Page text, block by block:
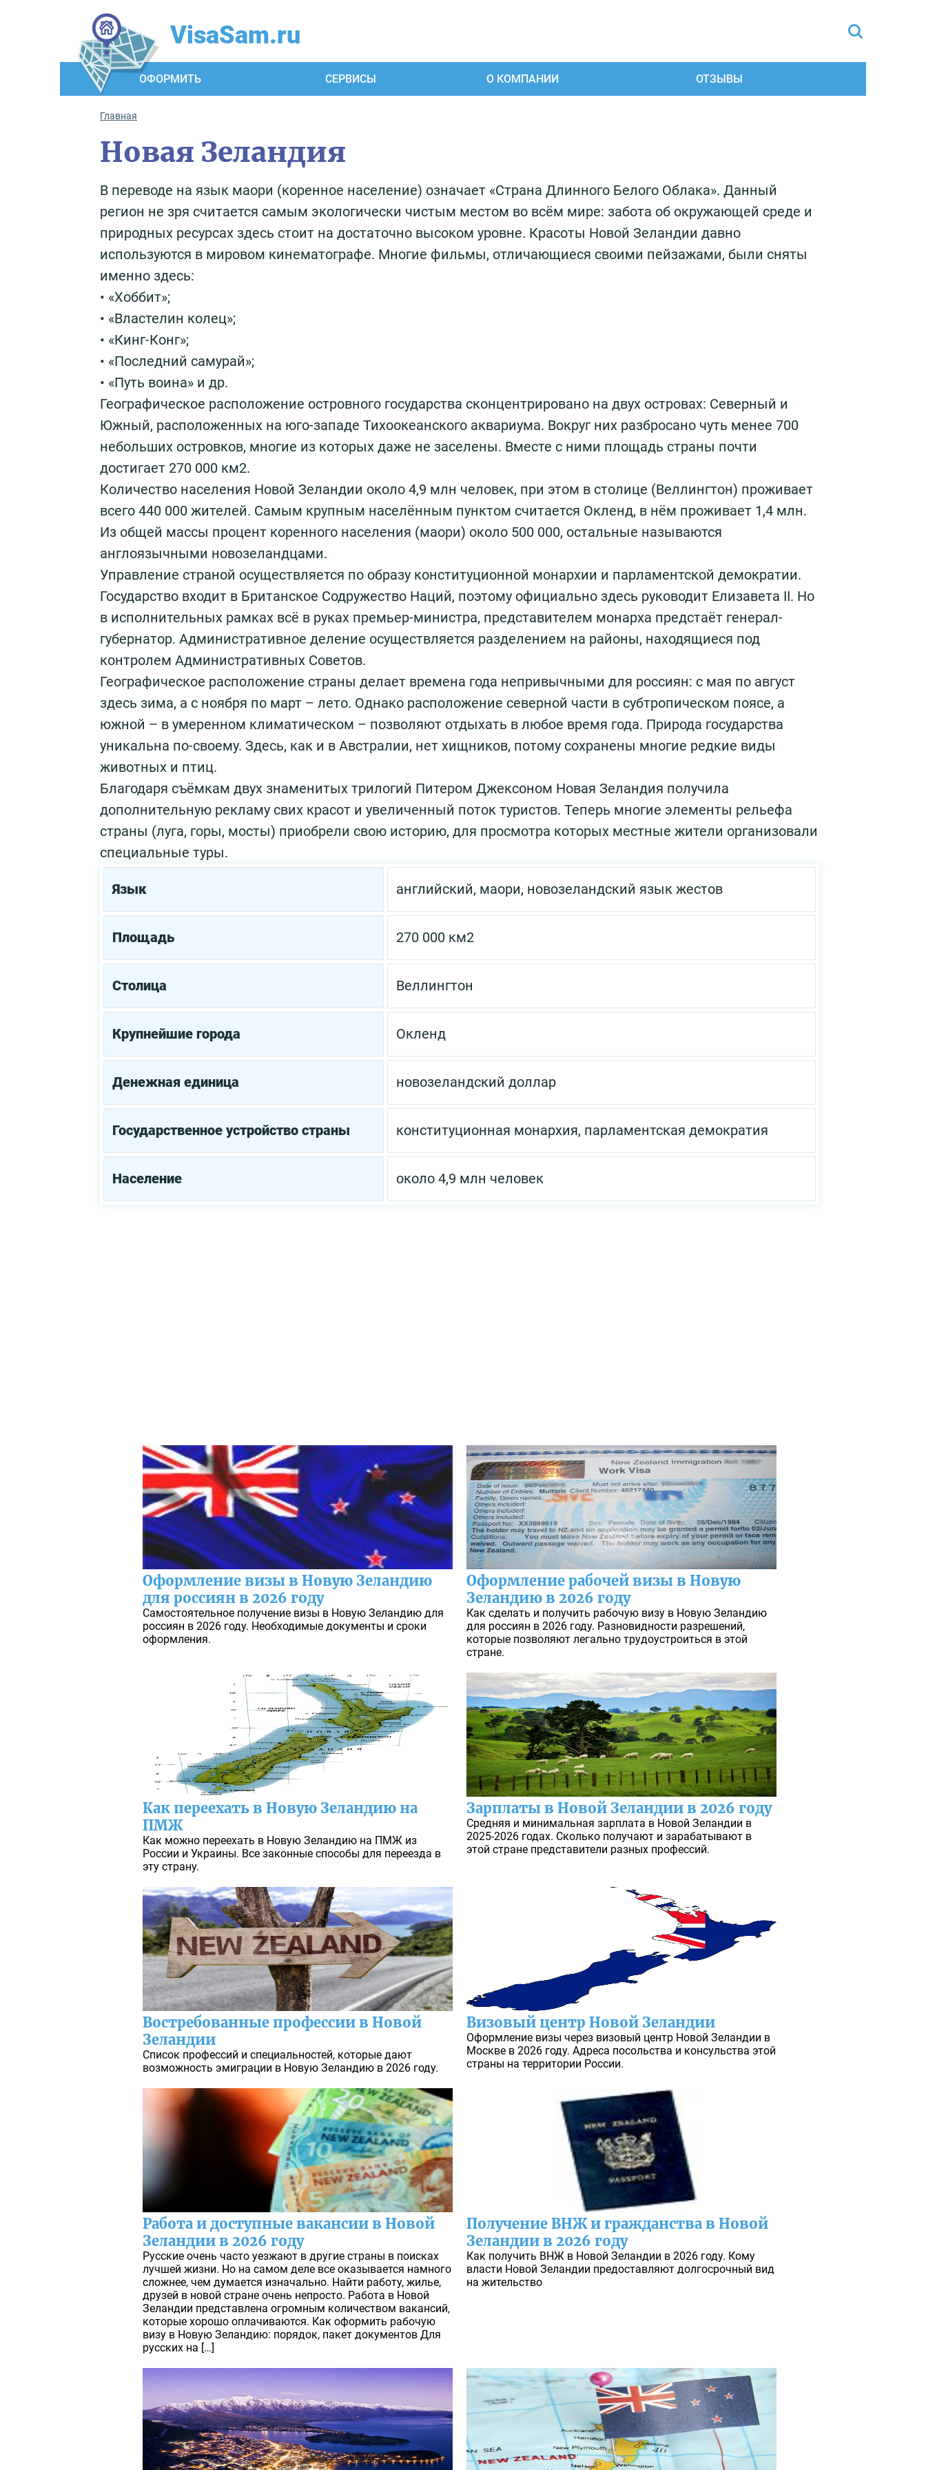
VisaSam.ru
ОФОРМИТЬ СЕРВИСЫ О КОМПАНИИ ОТЗЫВЫ
Главная
Новая Зеландия
В переводе на язык маори (коренное население) означает «Страна Длинного Белого Облака». Данный
регион не зря считается самым экологически чистым местом во всём мире: забота об окружающей среде и
природных ресурсах здесь стоит на достаточно высоком уровне. Красоты Новой Зеландии давно
используются в мировом кинематографе. Многие фильмы, отличающиеся своими пейзажами, были сняты
именно здесь:
• «Хоббит»;
• «Властелин колец»;
• «Кинг-Конг»;
• «Последний самурай»;
• «Путь воина» и др.
Географическое расположение островного государства сконцентрировано на двух островах: Северный и
Южный, расположенных на юго-западе Тихоокеанского аквариума. Вокруг них разбросано чуть менее 700
небольших островков, многие из которых даже не заселены. Вместе с ними площадь страны почти
достигает 270 000 км2.
Количество населения Новой Зеландии около 4,9 млн человек, при этом в столице (Веллингтон) проживает
всего 440 000 жителей. Самым крупным населённым пунктом считается Окленд, в нём проживает 1,4 млн.
Из общей массы процент коренного населения (маори) около 500 000, остальные называются
англоязычными новозеландцами.
Управление страной осуществляется по образу конституционной монархии и парламентской демократии.
Государство входит в Британское Содружество Наций, поэтому официально здесь руководит Елизавета II. Но
в исполнительных рамках всё в руках премьер-министра, представителем монарха предстаёт генерал-
губернатор. Административное деление осуществляется разделением на районы, находящиеся под
контролем Административных Советов.
Географическое расположение страны делает времена года непривычными для россиян: с мая по август
здесь зима, а с ноября по март – лето. Однако расположение северной части в субтропическом поясе, а
южной – в умеренном климатическом – позволяют отдыхать в любое время года. Природа государства
уникальна по-своему. Здесь, как и в Австралии, нет хищников, потому сохранены многие редкие виды
животных и птиц.
Благодаря съёмкам двух знаменитых трилогий Питером Джексоном Новая Зеландия получила
дополнительную рекламу свих красот и увеличенный поток туристов. Теперь многие элементы рельефа
страны (луга, горы, мосты) приобрели свою историю, для просмотра которых местные жители организовали
специальные туры.
Язык английский, маори, новозеландский язык жестов
Площадь 270 000 км2
Столица Веллингтон
Крупнейшие города Окленд
Денежная единица новозеландский доллар
Государственное устройство страны конституционная монархия, парламентская демократия
Население около 4,9 млн человек
Оформление визы в Новую Зеландию
для россиян в 2026 году
Самостоятельное получение визы в Новую Зеландию для
россиян в 2026 году. Необходимые документы и сроки
оформления.
Оформление рабочей визы в Новую
Зеландию в 2026 году
Как сделать и получить рабочую визу в Новую Зеландию
для россиян в 2026 году. Разновидности разрешений,
которые позволяют легально трудоустроиться в этой
стране.
Как переехать в Новую Зеландию на
ПМЖ
Как можно переехать в Новую Зеландию на ПМЖ из
России и Украины. Все законные способы для переезда в
эту страну.
Зарплаты в Новой Зеландии в 2026 году
Средняя и минимальная зарплата в Новой Зеландии в
2025-2026 годах. Сколько получают и зарабатывают в
этой стране представители разных профессий.
Востребованные профессии в Новой
Зеландии
Список профессий и специальностей, которые дают
возможность эмиграции в Новую Зеландию в 2026 году.
Визовый центр Новой Зеландии
Оформление визы через визовый центр Новой Зеландии в
Москве в 2026 году. Адреса посольства и консульства этой
страны на территории России.
Работа и доступные вакансии в Новой
Зеландии в 2026 году
Русские очень часто уезжают в другие страны в поисках
лучшей жизни. Но на самом деле все оказывается намного
сложнее, чем думается изначально. Найти работу, жилье,
друзей в новой стране очень непросто. Работа в Новой
Зеландии представлена огромным количеством вакансий,
которые хорошо оплачиваются. Как оформить рабочую
визу в Новую Зеландию: порядок, пакет документов Для
русских на […]
Получение ВНЖ и гражданства в Новой
Зеландии в 2026 году
Как получить ВНЖ в Новой Зеландии в 2026 году. Кому
власти Новой Зеландии предоставляют долгосрочный вид
на жительство